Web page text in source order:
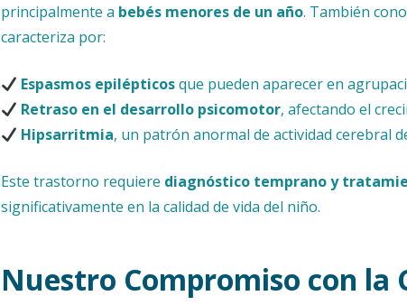
principalmente a bebés menores de un año. También
caracteriza por:
Espasmos epilépticosque pueden aparecer en
Retraso en el desarrollo psicomotor, afectando el
Hipsarritmia, un patrón anormal de actividad cerebral
Este trastorno requiere diagnóstico temprano y
significativamente en la calidad de vida del niño.
Nuestro Compromiso con la